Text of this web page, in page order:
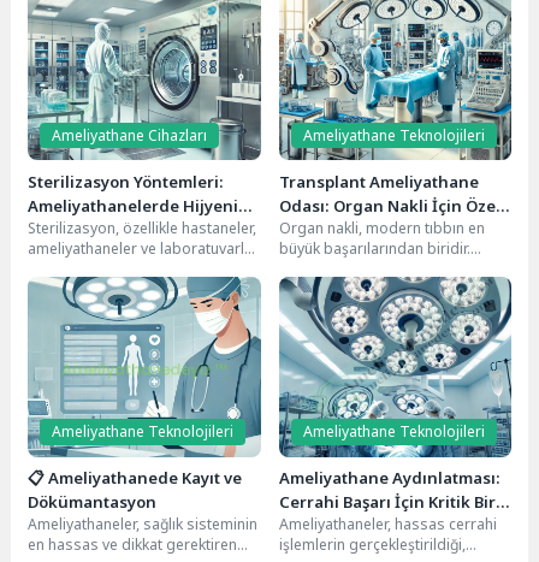
için pek çok farklı...
Ameliyathane Cihazları
Sterilizasyon Yöntemleri:
Ameliyathanelerde Hijyenin
Olmazsa Olmazı
Sterilizasyon, özellikle hastaneler,
ameliyathaneler ve laboratuvarlar
öneme sahiptir. Ameliyathane
ortamında...
Ameliyathane Teknolojileri
Transplant Ameliyathane
Odası: Organ Nakli İçin Özel
Hazırlanan Cerrahi Ortam
Organ nakli, modern tıbbın en
büyük başarılarından biridir.
hastalar için yeni...
Ameliyathane Teknolojileri
📋 Ameliyathanede Kayıt ve
Dökümantasyon
Ameliyathaneler, sağlık sisteminin
en hassas ve dikkat gerektiren
Ameliyathane Teknolojileri
Ameliyathane Aydınlatması:
Cerrahi Başarı İçin Kritik Bir
Unsur
Ameliyathaneler, hassas cerrahi
işlemlerin gerçekleştirildiği,